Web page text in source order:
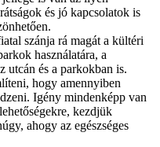
és jó kapcsolatok is
szánja rá magát a kültéri
használatára, a
utcán és a parkokban is.
hogy amennyiben
Igény mindenképp van
kezdjük
ahogy az egészséges